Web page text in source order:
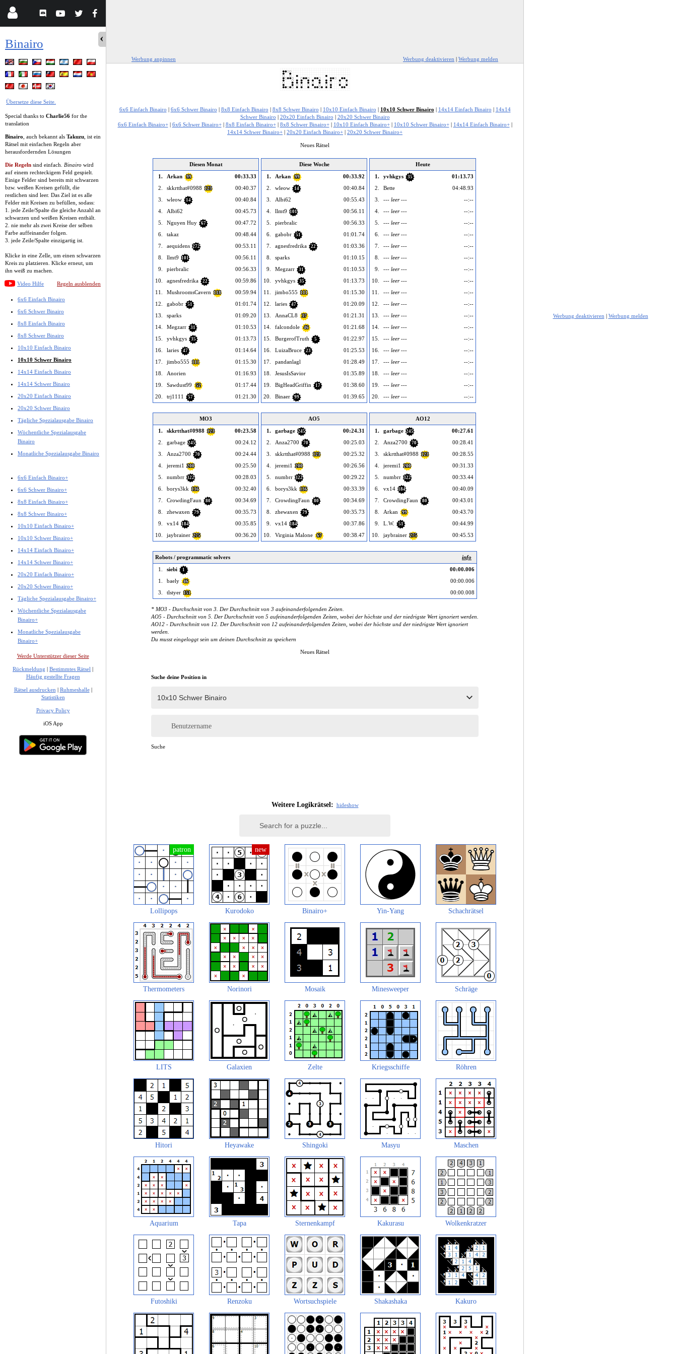
Binairo
Übersetze diese Seite.
Special thanks to Charlie56 for the
translation
Binairo , auch bekannt als Takuzu , ist ein
Rätsel mit einfachen Regeln aber
herausfordernden Lösungen
Die Regeln sind einfach. Binairo wird
auf einem rechteckigem Feld gespielt.
Einige Felder sind bereits mit schwarzen
bzw. weißen Kreisen gefüllt, die
restlichen sind leer. Das Ziel ist es alle
Felder mit Kreisen zu befüllen, sodass:
1. jede Zeile/Spalte die gleiche Anzahl an
schwarzen und weißen Kreisen enthält.
2. nie mehr als zwei Kreise der selben
Farbe auffeinander folgen.
3. jede Zeile/Spalte einzigartig ist.
Klicke in eine Zelle, um einen schwarzen
Kreis zu platzieren. Klicke erneut, um
ihn weiß zu machen.
Video Hilfe Regeln ausblenden
6x6 Einfach Binairo
6x6 Schwer Binairo
8x8 Einfach Binairo
8x8 Schwer Binairo
10x10 Einfach Binairo
10x10 Schwer Binairo
14x14 Einfach Binairo
14x14 Schwer Binairo
20x20 Einfach Binairo
20x20 Schwer Binairo
Tägliche Spezialausgabe Binairo
Wöchentliche Spezialausgabe
Binairo
Monatliche Spezialausgabe Binairo
6x6 Einfach Binairo+
6x6 Schwer Binairo+
8x8 Einfach Binairo+
8x8 Schwer Binairo+
10x10 Einfach Binairo+
10x10 Schwer Binairo+
14x14 Einfach Binairo+
14x14 Schwer Binairo+
20x20 Einfach Binairo+
20x20 Schwer Binairo+
Tägliche Spezialausgabe Binairo+
Wöchentliche Spezialausgabe
Binairo+
Monatliche Spezialausgabe
Binairo+
Werde Unterstützer dieser Seite
Rückmeldung | Bestimmtes Rätsel |
Häufig gestellte Fragen
Rätsel ausdrucken | Ruhmeshalle|
Statistiken
Privacy Policy
iOS App
Werbung anpinnen Werbung deaktivieren | Werbung melden
6x6 Einfach Binairo | 6x6 Schwer Binairo | 8x8 Einfach Binairo | 8x8 Schwer Binairo | 10x10 Einfach Binairo | 10x10 Schwer Binairo | 14x14 Einfach Binairo | 14x14
Schwer Binairo | 20x20 Einfach Binairo | 20x20 Schwer Binairo
6x6 Einfach Binairo+| 6x6 Schwer Binairo+| 8x8 Einfach Binairo+| 8x8 Schwer Binairo+| 10x10 Einfach Binairo+| 10x10 Schwer Binairo+| 14x14 Einfach Binairo+|
14x14 Schwer Binairo+ | 20x20 Einfach Binairo+ | 20x20 Schwer Binairo+
Neues Rätsel
Diesen Monat
1.
Arkan 99
00:33.33
2.
skkrtthat#0988 123
00:40.37
3.
wleow 14
00:40.84
4.
Albi62
00:45.73
5.
Nguyen Huy 67
00:47.72
6.
takaz
00:48.44
7.
aequidens 272
00:53.11
8.
llmt9 101
00:56.11
9.
pierbralic
00:56.33
10.
agnesfredrika 22
00:59.86
11.
MushroomsCavern 118
00:59.94
12.
gabobr 51
01:01.74
13.
sparks
01:09.20
14.
Megzarr 31
01:10.53
15.
yvhkgys 35
01:13.73
16.
laries 47
01:14.64
17.
jimbo555 111
01:15.30
18.
Anorien
01:16.93
19.
Sawdust99 52
01:17.44
20.
trj1111 57 01:21.30
Diese Woche
1.
Arkan 99
00:33.92
2.
wleow 14
00:40.84
3.
Albi62
00:55.43
4.
llmt9 101
00:56.11
5.
pierbralic
00:56.33
6.
gabobr 51
01:01.74
7.
agnesfredrika 22
01:03.36
8.
sparks
01:10.15
9.
Megzarr 31
01:10.53
10.
yvhkgys 35
01:13.73
11.
jimbo555 111
01:15.30
12.
laries 47
01:20.09
13.
AnnaCL8 37
01:21.31
14.
falcondole 46
01:21.68
15.
BurgerofTruth 5
01:22.97
16.
LuizaBruce 23
01:25.53
17.
pandanlagl
01:28.49
18.
JesusIsSavior
01:35.89
19.
BigHeadGriffin 17
01:38.60
20.
Binaer 99 01:39.65
Heute
1.
yvhkgys 35
01:13.73
2.
Bette
04:48.93
3.
--- leer ---
--:--
4.
--- leer ---
--:--
5.
--- leer ---
--:--
6.
--- leer ---
--:--
7.
--- leer ---
--:--
8.
--- leer ---
--:--
9.
--- leer ---
--:--
10.
--- leer ---
--:--
11.
--- leer ---
--:--
12.
--- leer ---
--:--
13.
--- leer ---
--:--
14.
--- leer ---
--:--
15.
--- leer ---
--:--
16.
--- leer ---
--:--
17.
--- leer ---
--:--
18.
--- leer ---
--:--
19.
--- leer ---
--:--
20.
--- leer --- --:--
MO3
1.
skkrtthat#0988 123
00:23.58
2.
garbage 245
00:24.12
3.
Anza2700 70
00:24.44
4.
jeremi1 200
00:25.50
5.
numbrr 322
00:28.03
6.
borys3kk 136
00:32.40
7.
CrowdingFaun 80
00:34.69
8.
zhewaxen 79
00:35.73
9.
vx14 184
00:35.85
10.
jaybrainer 275 00:36.20
AO5
1.
garbage 245
00:24.31
2.
Anza2700 70
00:25.03
3.
skkrtthat#0988 123
00:25.32
4.
jeremi1 200
00:26.56
5.
numbrr 322
00:29.22
6.
borys3kk 136
00:33.39
7.
CrowdingFaun 80
00:34.69
8.
zhewaxen 79
00:35.73
9.
vx14 184
00:37.86
10.
Virginia Malone 67 00:38.47
AO12
1.
garbage 245
00:27.61
2.
Anza2700 70
00:28.41
3.
skkrtthat#0988 123
00:28.55
4.
jeremi1 200
00:31.33
5.
numbrr 322
00:33.44
6.
vx14 184
00:40.09
7.
CrowdingFaun 80
00:43.01
8.
Arkan 99
00:43.70
9.
L.W. 51
00:44.99
10.
jaybrainer 275 00:45.53
Robots / programmatic solvers
info
1.
siebi 1
00:00.006
1.
baely 46
00:00.006
3.
tlstyer 151 00:00.008
* MO3 - Durchschnitt von 3. Der Durchschnitt von 3 aufeinanderfolgenden Zeiten.
AO5 - Durchschnitt von 5. Der Durchschnitt von 5 aufeinanderfolgenden Zeiten, wobei der höchste und der niedrigste Wert ignoriert werden.
AO12 - Durchschnitt von 12. Der Durchschnitt von 12 aufeinanderfolgenden Zeiten, wobei der höchste und der niedrigste Wert ignoriert
werden.
Du musst eingeloggt sein um deinen Durchschnitt zu speichern
Neues Rätsel
Suche deine Position in
Benutzername
Suche
Weitere Logikrätsel: hideshow
Lollipops Kurodoko Binairo+ Yin-Yang Schachrätsel
Thermometers Norinori Mosaik Minesweeper Schräge
LITS Galaxien Zelte Kriegsschiffe Röhren
Hitori Heyawake Shingoki Masyu Maschen
Aquarium Tapa Sternenkampf Kakurasu Wolkenkratzer
Futoshiki Renzoku Wortsuchspiele Shakashaka Kakuro
Werbung deaktivieren | Werbung melden